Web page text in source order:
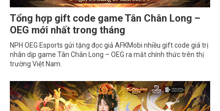
Tổng hợp gift code game Tân Chân Long –
OEG mới nhất trong tháng
NPH OEG Esports gửi tặng đọc giả AFKMobi nhiều gift code giá trị
nhân dịp game Tân Chân Long – OEG ra mắt chính thức trên thị
trường Việt Nam.